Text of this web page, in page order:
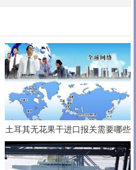
土耳其无花果干进口报关需要哪些
报关资料